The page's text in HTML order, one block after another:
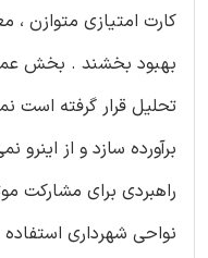
کارت امتیازی متوازن ،
بهبود بخشند . بخش
تحلیل قرار گرفته است
برآورده سازد و از اینرو
راهبردی برای مشارکت
نواحی شهرداری